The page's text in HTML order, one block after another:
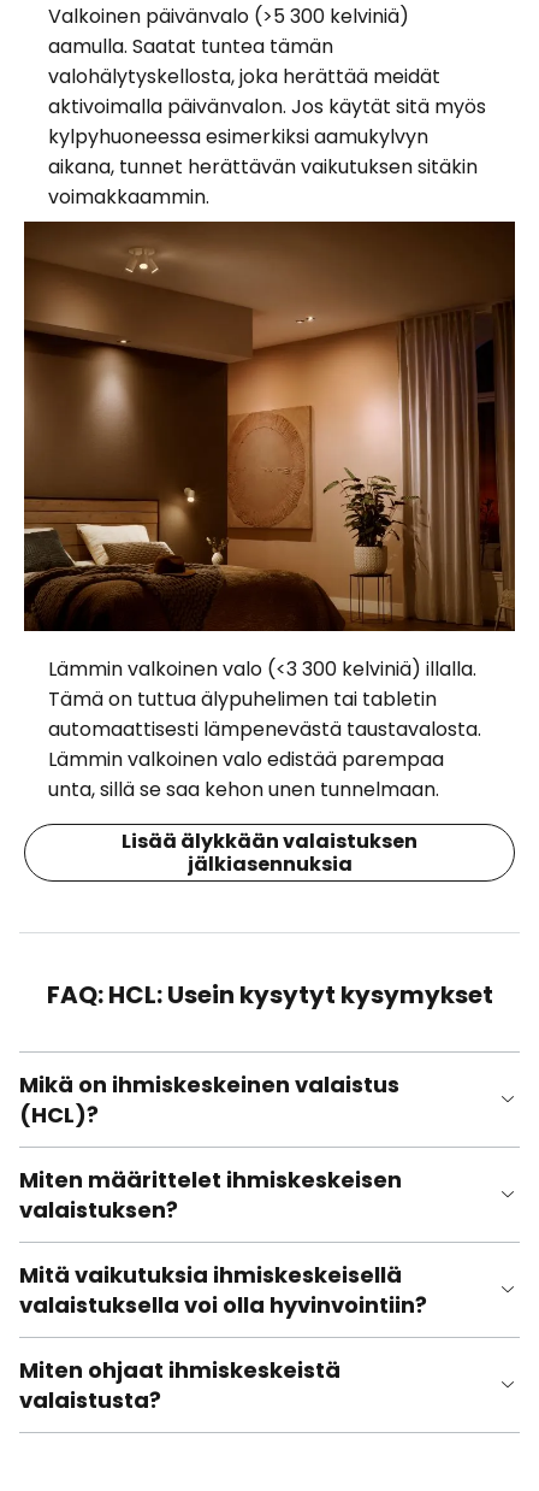
Valkoinen päivänvalo (>5 300 kelviniä)
aamulla. Saatat tuntea tämän
valohälytyskellosta, joka herättää meidät
aktivoimalla päivänvalon. Jos käytät sitä myös
kylpyhuoneessa esimerkiksi aamukylvyn
aikana, tunnet herättävän vaikutuksen sitäkin
voimakkaammin.
Lämmin valkoinen valo (<3 300 kelviniä) illalla.
Tämä on tuttua älypuhelimen tai tabletin
automaattisesti lämpenevästä taustavalosta.
Lämmin valkoinen valo edistää parempaa
unta, sillä se saa kehon unen tunnelmaan.
Lisää älykkään valaistuksen
jälkiasennuksia
FAQ: HCL: Usein kysytyt kysymykset
Mikä on ihmiskeskeinen valaistus
(HCL)?
Miten määrittelet ihmiskeskeisen
valaistuksen?
Mitä vaikutuksia ihmiskeskeisellä
valaistuksella voi olla hyvinvointiin?
Miten ohjaat ihmiskeskeistä
valaistusta?